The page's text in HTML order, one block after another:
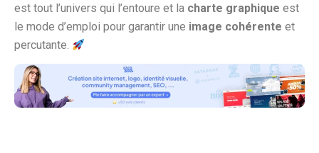
est tout l’univers qui l’entoure et la charte graphique est
le mode d’emploi pour garantir une image cohérente et
percutante.